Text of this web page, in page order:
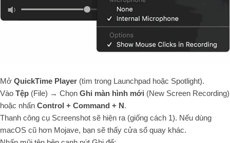
Mở QuickTime Player (tìm trong Launchpad hoặc Spotlight).
Vào Tệp (File) → Chọn Ghi màn hình mới (New Screen Recording)
hoặc nhấn Control + Command + N.
Thanh công cụ Screenshot sẽ hiện ra (giống cách 1). Nếu dùng
macOS cũ hơn Mojave, bạn sẽ thấy cửa sổ quay khác.